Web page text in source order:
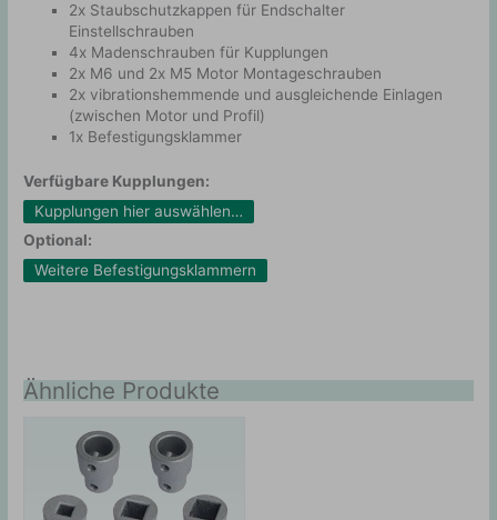
2x Staubschutzkappen für Endschalter
Einstellschrauben
4x Madenschrauben für Kupplungen
2x M6 und 2x M5 Motor Montageschrauben
2x vibrationshemmende und ausgleichende Einlagen
(zwischen Motor und Profil)
1x Befestigungsklammer
Verfügbare Kupplungen:
Kupplungen hier auswählen…
Optional:
Weitere Befestigungsklammern
Ähnliche Produkte